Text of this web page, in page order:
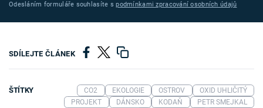
Odesláním formuláře souhlasíte spodmínkami zpracování osobních údajů
SDÍLEJTE ČLÁNEK
ŠTÍTKY CO2 EKOLOGIE OSTROV
OXID UHLIČITÝ
PROJEKT
DÁNSKO KODAŇ
PETR SMEJKAL